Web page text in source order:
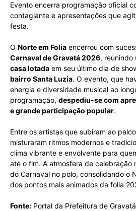
Evento encerra programação oficial
contagiante e apresentações que
festa.
O Norte em Folia encerrou com
Carnaval de Gravatá 2026, reunindo
casa lotada em seu último dia de
bairro Santa Luzia. O evento, que
energia e diversidade musical ao
programação, despediu-se com
e grande participação popular.
Entre os artistas que subiram ao
misturaram ritmos modernos e
clima vibrante e envolvente para
até o fim. A atmosfera de celebração
do Carnaval no polo, consolidando o
dos pontos mais animados da folia
Fonte: Portal da Prefeitura de